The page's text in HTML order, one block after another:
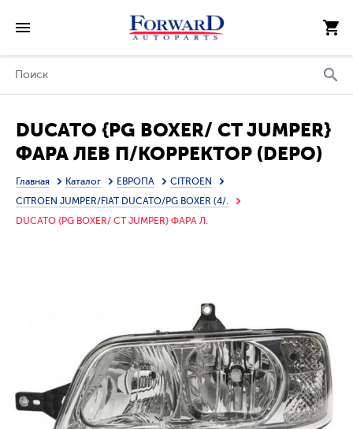
DUCATO {PG BOXER/ CT JUMPER}
ФАРА ЛЕВ П/КОРРЕКТОР (DEPO)
Главная Каталог ЕВРОПА
CITROEN
CITROEN JUMPER/FIAT DUCATO/PG BOXER (4/.
DUCATO {PG BOXER/ CT JUMPER} ФАРА Л.